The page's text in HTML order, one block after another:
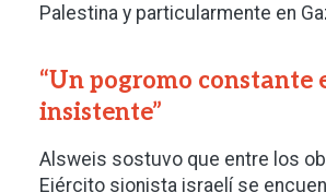
Palestina y particularmente en
“Un pogromo constante
insistente”
Alsweis sostuvo que entre los
Ejército sionista israelí se